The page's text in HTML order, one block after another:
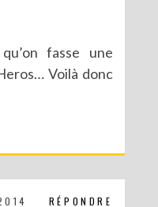
fasse une
Voilà donc
RÉPONDRE